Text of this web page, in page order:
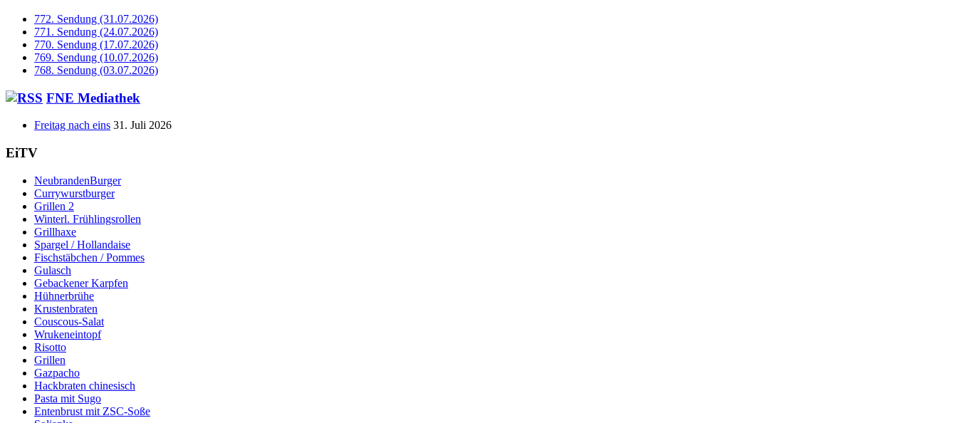
772. Sendung (31.07.2026)
771. Sendung (24.07.2026)
770. Sendung (17.07.2026)
769. Sendung (10.07.2026)
768. Sendung (03.07.2026)
FNE Mediathek
Freitag nach eins 31. Juli 2026
EiTV
NeubrandenBurger
Currywurstburger
Grillen 2
Winterl. Frühlingsrollen
Grillhaxe
Spargel / Hollandaise
Fischstäbchen / Pommes
Gulasch
Gebackener Karpfen
Hühnerbrühe
Krustenbraten
Couscous-Salat
Wrukeneintopf
Risotto
Grillen
Gazpacho
Hackbraten chinesisch
Pasta mit Sugo
Entenbrust mit ZSC-Soße